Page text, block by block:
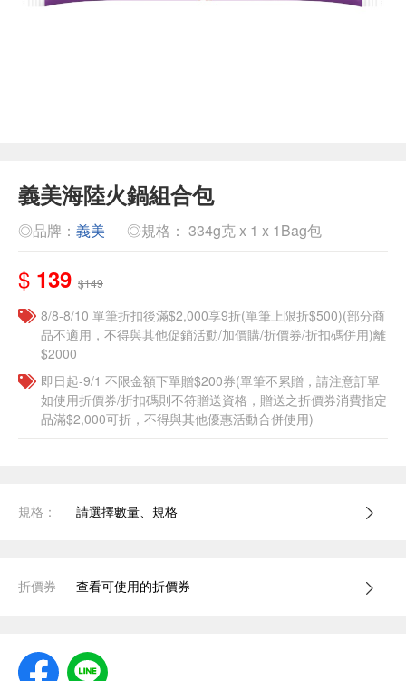
義美海陸火鍋組合包
◎品牌： 義美 ◎規格： 334g克 x 1 x 1Bag包
$ 139 $149
8/8-8/10 單筆折扣後滿$2,000享9折(單筆上限折$500)(部分商
品不適用，不得與其他促銷活動/加價購/折價券/折扣碼併用)離
$2000
即日起-9/1 不限金額下單贈$200券(單筆不累贈，請注意訂單
如使用折價券/折扣碼則不符贈送資格，贈送之折價券消費指定
品滿$2,000可折，不得與其他優惠活動合併使用)
規格： 請選擇數量、規格
折價券 查看可使用的折價券